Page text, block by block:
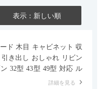
表示：新しい順
ド 木目 キャビネット 収
き出し おしゃれ リビン
32型 43型 49型 対応 ル
詳細を見る